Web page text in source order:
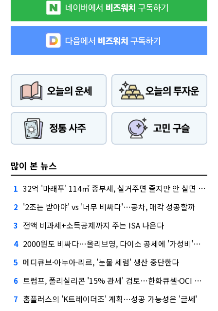
많이 본 뉴스
1 32억 '마래푸' 114㎡ 종부세, 실거주면 줄지만 안 살면 2.5배
2 '2조는 받아야' vs '너무 비싸다'…공차, 매각 성공할까
3 전액 비과세+소득공제까지 주는 ISA 나온다
4 2000원도 비싸다…올리브영, 다이소 공세에 '가성비'로 맞불
5 메디큐브·아누아·리르, '눈물 세럼' 생산 중단한다
6 트럼프, 폴리실리콘 '15% 관세' 검토…한화큐셀·OCI 영향은?
7 홈플러스의 'K트레이더조' 계획…성공 가능성은 '글쎄'